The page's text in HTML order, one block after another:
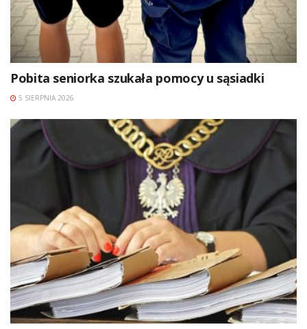
Pobita seniorka szukała pomocy u sąsiadki
5 SIERPNIA 2026